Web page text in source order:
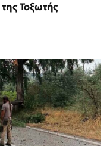
Τοξωτής